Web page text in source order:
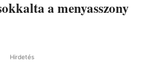
a menyasszony
Hirdetés